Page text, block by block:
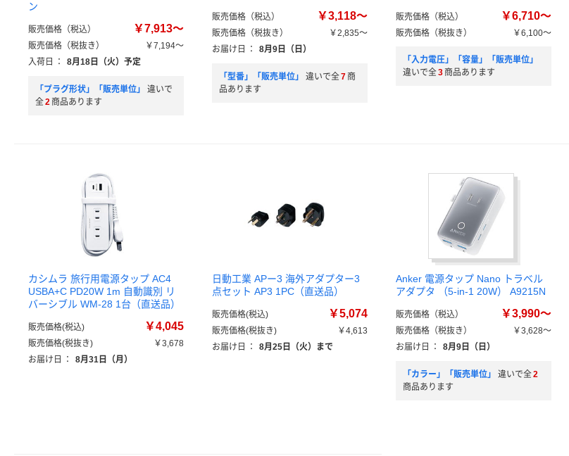
ン
販売価格（税込） ￥7,913～
販売価格（税抜き）
￥7,194～
入荷日
： 8月18日（火）予定
「プラグ形状」「販売単位」
違いで
全2 商品あります
販売価格（税込） ￥3,118～
販売価格（税抜き）
￥2,835～
お届け日
： 8月9日（日）
「型番」「販売単位」 違いで全7 商
品あります
販売価格（税込） ￥6,710～
販売価格（税抜き） ￥6,100～
「入力電圧」「容量」「販売単位」
違いで全3 商品あります
カシムラ 旅行用電源タップ AC4
USBA+C PD20W 1m 自動識別 リ
バーシブル WM-28 1台（直送品）
販売価格(税込) ￥4,045
販売価格(税抜き)
￥3,678
お届け日
： 8月31日（月）
日動工業 APー3 海外アダプター3
点セット AP3 1PC（直送品）
販売価格(税込) ￥5,074
販売価格(税抜き)
￥4,613
お届け日
： 8月25日（火）まで
Anker 電源タップ Nano トラベル
アダプタ （5-in-1 20W） A9215N
販売価格（税込） ￥3,990～
販売価格（税抜き）
￥3,628～
お届け日
： 8月9日（日）
「カラー」「販売単位」 違いで全2
商品あります